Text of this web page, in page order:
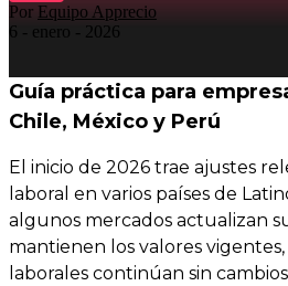
Por Equipo Apprecio
6 - enero - 2026
Guía práctica para
Chile, México y Perú
El inicio de 2026 trae ajustes
laboral en varios países de
algunos mercados actualizan
mantienen los valores
laborales continúan sin